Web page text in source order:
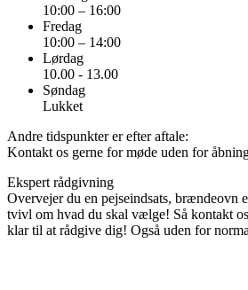
10:00 – 16:00
Fredag
10:00 – 14:00
Lørdag
10.00 - 13.00
Søndag
Lukket
Andre tidspunkter er efter aftale:
Kontakt os gerne for møde uden for
Ekspert rådgivning
Overvejer du en pejseindsats, brændeovn
tvivl om hvad du skal vælge! Så kontakt
klar til at rådgive dig! Også uden for